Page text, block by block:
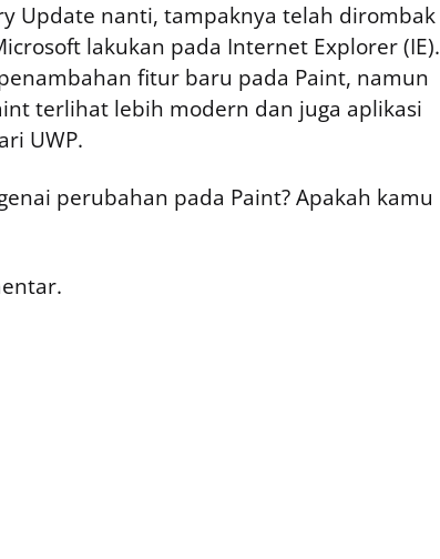
Update nanti, tampaknya telah dirombak
lakukan pada Internet Explorer (IE).
fitur baru pada Paint, namun
terlihat lebih modern dan juga aplikasi
UWP.
perubahan pada Paint? Apakah kamu